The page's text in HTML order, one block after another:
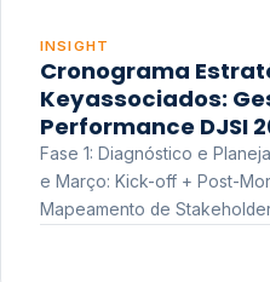
INSIGHT
Cronograma
Keyassociados:
Performance DJSI
Fase 1: Diagnóstico e
e Março: Kick-off + Post-
Mapeamento de